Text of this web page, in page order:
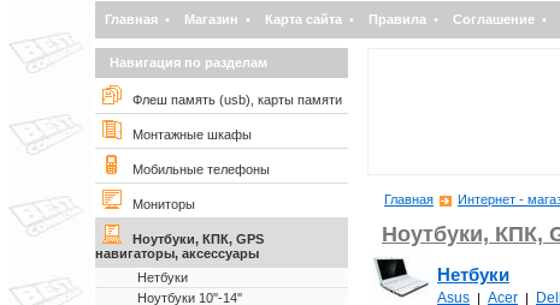
Главная • Магазин • Карта сайта • Правила • Соглашение •
Навигация по разделам
Флеш память (usb), карты памяти
Монтажные шкафы
Мобильные телефоны
Мониторы
Ноутбуки, КПК, GPS
навигаторы, аксессуары
Нетбуки
Ноутбуки 10''-14''
Главная Интернет -
Ноутбуки, КПК,
Нетбуки
Asus | Acer | Dell